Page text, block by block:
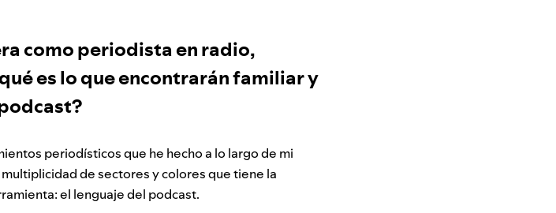
como periodista en radio,
es lo que encontrarán familiar y
periodísticos que he hecho a lo largo de mi
de sectores y colores que tiene la
el lenguaje del podcast.